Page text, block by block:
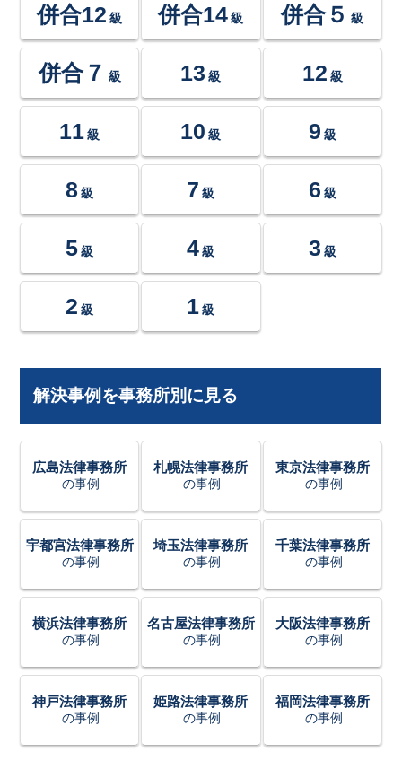
併合12 級 併合14 級 併合５ 級
併合７ 級 13 級 12 級
11 級 10 級 9 級
8 級 7 級 6 級
5 級 4 級 3 級
2 級 1 級
解決事例を事務所別に見る
広島法律事務所
の事例
札幌法律事務所
の事例
東京法律事務所
の事例
宇都宮法律事務所
の事例
埼玉法律事務所
の事例
千葉法律事務所
の事例
横浜法律事務所
の事例
名古屋法律事務所
の事例
大阪法律事務所
の事例
神戸法律事務所
の事例
姫路法律事務所
の事例
福岡法律事務所
の事例